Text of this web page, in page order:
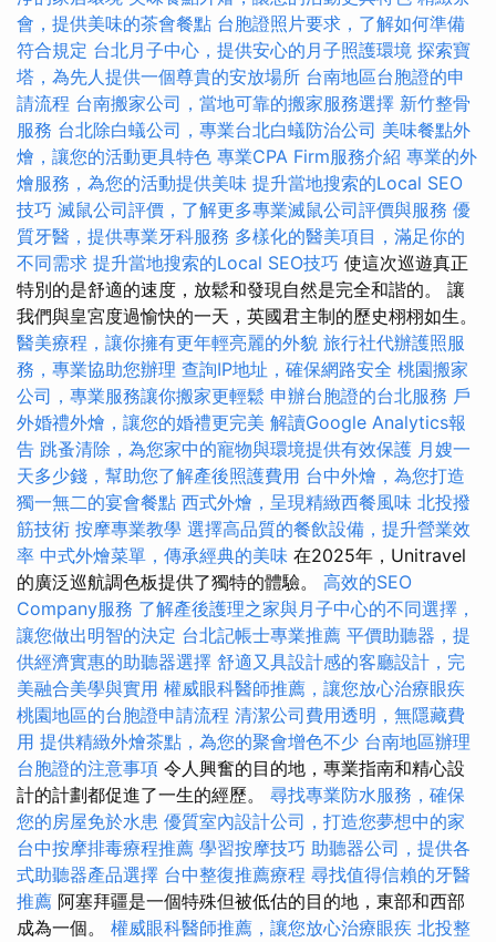
會，提供美味的茶會餐點 台胞證照片要求，了解如何準備
符合規定 台北月子中心，提供安心的月子照護環境 探索寶
塔，為先人提供一個尊貴的安放場所 台南地區台胞證的申
請流程 台南搬家公司，當地可靠的搬家服務選擇 新竹整骨
服務 台北除白蟻公司，專業台北白蟻防治公司 美味餐點外
燴，讓您的活動更具特色 專業CPA Firm服務介紹 專業的外
燴服務，為您的活動提供美味 提升當地搜索的Local SEO
技巧 滅鼠公司評價，了解更多專業滅鼠公司評價與服務 優
質牙醫，提供專業牙科服務 多樣化的醫美項目，滿足你的
不同需求 提升當地搜索的Local SEO技巧 使這次巡遊真正
特別的是舒適的速度，放鬆和發現自然是完全和諧的。 讓
我們與皇宮度過愉快的一天，英國君主制的歷史栩栩如生。
醫美療程，讓你擁有更年輕亮麗的外貌 旅行社代辦護照服
務，專業協助您辦理 查詢IP地址，確保網路安全 桃園搬家
公司，專業服務讓你搬家更輕鬆 申辦台胞證的台北服務 戶
外婚禮外燴，讓您的婚禮更完美 解讀Google Analytics報
告 跳蚤清除，為您家中的寵物與環境提供有效保護 月嫂一
天多少錢，幫助您了解產後照護費用 台中外燴，為您打造
獨一無二的宴會餐點 西式外燴，呈現精緻西餐風味 北投撥
筋技術 按摩專業教學 選擇高品質的餐飲設備，提升營業效
率 中式外燴菜單，傳承經典的美味 在2025年，Unitravel
的廣泛巡航調色板提供了獨特的體驗。 高效的SEO
Company服務 了解產後護理之家與月子中心的不同選擇，
讓您做出明智的決定 台北記帳士專業推薦 平價助聽器，提
供經濟實惠的助聽器選擇 舒適又具設計感的客廳設計，完
美融合美學與實用 權威眼科醫師推薦，讓您放心治療眼疾
桃園地區的台胞證申請流程 清潔公司費用透明，無隱藏費
用 提供精緻外燴茶點，為您的聚會增色不少 台南地區辦理
台胞證的注意事項 令人興奮的目的地，專業指南和精心設
計的計劃都促進了一生的經歷。 尋找專業防水服務，確保
您的房屋免於水患 優質室內設計公司，打造您夢想中的家
台中按摩排毒療程推薦 學習按摩技巧 助聽器公司，提供各
式助聽器產品選擇 台中整復推薦療程 尋找值得信賴的牙醫
推薦 阿塞拜疆是一個特殊但被低估的目的地，東部和西部
成為一個。 權威眼科醫師推薦，讓您放心治療眼疾 北投整